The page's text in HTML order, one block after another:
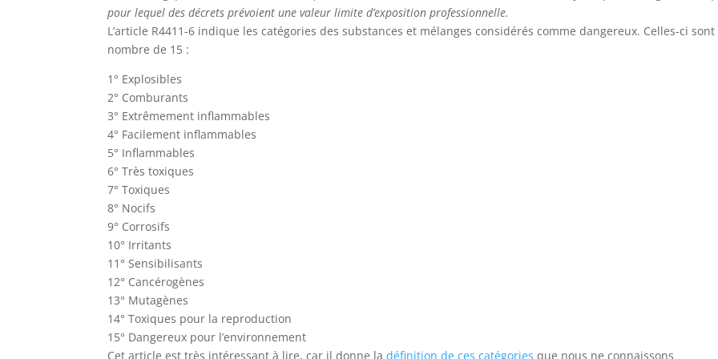
pour lequel des décrets prévoient une valeur limite d’exposition professionnelle.
L’article R4411-6 indique les catégories des substances et mélanges considérés comme dangereux. Celles-ci
nombre de 15 :
1° Explosibles
2° Comburants
3° Extrêmement inflammables
4° Facilement inflammables
5° Inflammables
6° Très toxiques
7° Toxiques
8° Nocifs
9° Corrosifs
10° Irritants
11° Sensibilisants
12° Cancérogènes
13° Mutagènes
14° Toxiques pour la reproduction
15° Dangereux pour l’environnement
Cet article est très intéressant à lire, car il donne ladéfinition de ces catégories que nous ne connaissons